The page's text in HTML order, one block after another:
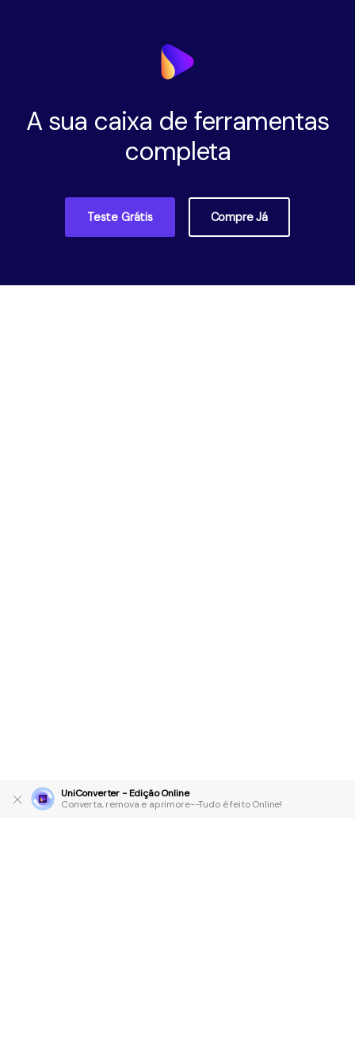
A sua caixa de ferramentas
completa
Teste Grátis Compre Já
UniConverter - Edição Online
Converta, remova e aprimore--Tudo é feito Online!